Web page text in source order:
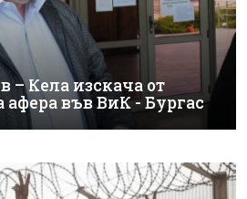
Кела изскача от
във ВиК - Бургас